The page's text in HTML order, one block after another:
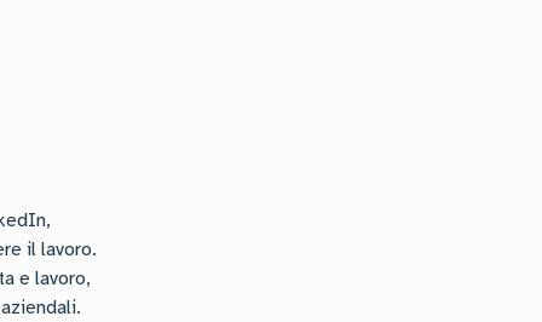
il lavoro.
e lavoro,